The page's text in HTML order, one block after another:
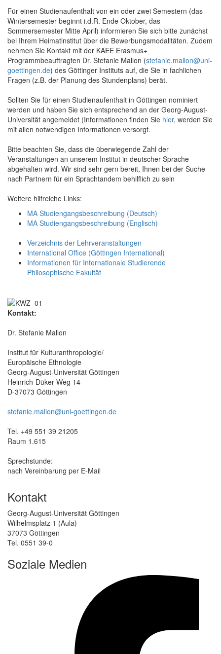
Für einen Studienaufenthalt von ein oder zwei Semestern (das
Wintersemester beginnt i.d.R. Ende Oktober, das
Sommersemester Mitte April) informieren Sie sich bitte zunächst
bei Ihrem Heimatinstitut über die Bewerbungsmodalitäten. Zudem
nehmen Sie Kontakt mit der KAEE Erasmus+
Programmbeauftragten Dr. Stefanie Mallon (stefanie.mallon@uni-
goettingen.de) des Göttinger Instituts auf, die Sie in fachlichen
Fragen (z.B. der Planung des Stundenplans) berät.
Sollten Sie für einen Studienaufenthalt in Göttingen nominiert
werden und haben Sie sich entsprechend an der Georg-August-
Universität angemeldet (Informationen finden Sie hier, werden Sie
mit allen notwendigen Informationen versorgt.
Bitte beachten Sie, dass die überwiegende Zahl der
Veranstaltungen an unserem Institut in deutscher Sprache
abgehalten wird. Wir sind sehr gern bereit, Ihnen bei der Suche
nach Partnern für ein Sprachtandem behilflich zu sein
Weitere hilfreiche Links:
MA Studiengangsbeschreibung (Deutsch)
MA Studiengangsbeschreibung (Englisch)
Verzeichnis der Lehrveranstaltungen
International Office (Göttingen International)
Informationen für Internationale Studierende
Philosophische Fakultät
Kontakt:
Dr. Stefanie Mallon
Institut für Kulturanthropologie/
Europäische Ethnologie
Georg-August-Universität Göttingen
Heinrich-Düker-Weg 14
D-37073 Göttingen
stefanie.mallon@uni-goettingen.de
Tel. +49 551 39 21205
Raum 1.615
Sprechstunde:
nach Vereinbarung per E-Mail
Kontakt
Georg-August-Universität Göttingen
Wilhelmsplatz 1 (Aula)
37073 Göttingen
Tel. 0551 39-0
Soziale Medien